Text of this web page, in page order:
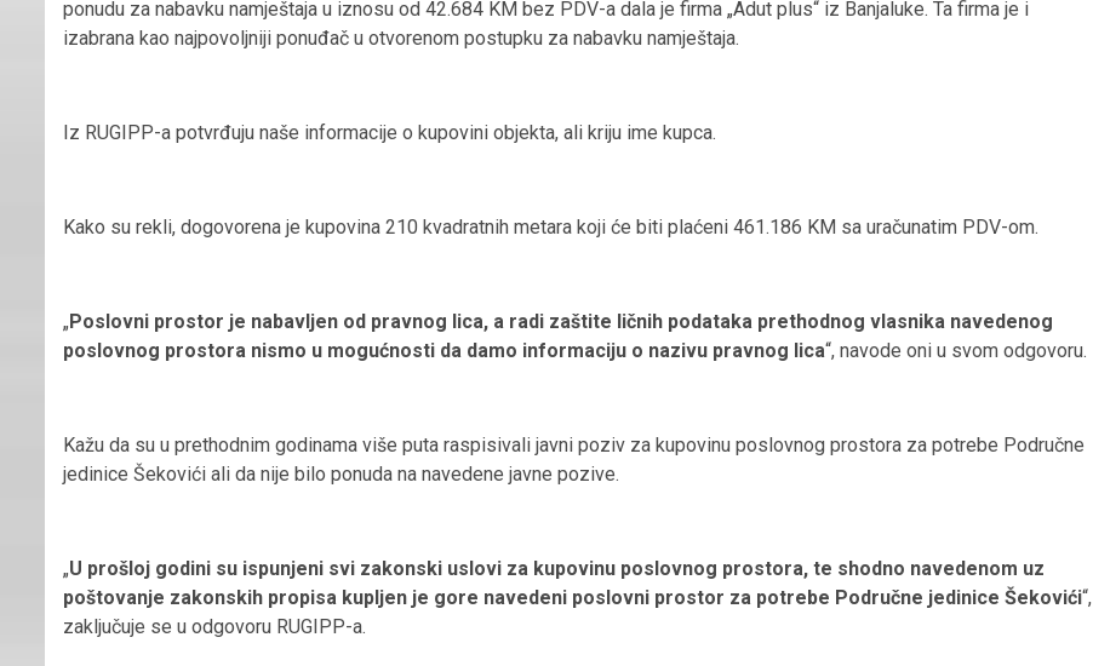
ponudu za nabavku namještaja u iznosu od 42.684 KM bez PDV-a dala je firma „Adut plus“ iz Banjaluke. Ta firma je i
izabrana kao najpovoljniji ponuđač u otvorenom postupku za nabavku namještaja.
Iz RUGIPP-a potvrđuju naše informacije o kupovini objekta, ali kriju ime kupca.
Kako su rekli, dogovorena je kupovina 210 kvadratnih metara koji će biti plaćeni 461.186 KM sa uračunatim PDV-om.
„ Poslovni prostor je nabavljen od pravnog lica, a radi zaštite ličnih podataka prethodnog vlasnika navedenog
poslovnog prostora nismo u mogućnosti da damo informaciju o nazivu pravnog lica“, navode oni u svom odgovoru.
Kažu da su u prethodnim godinama više puta raspisivali javni poziv za kupovinu poslovnog prostora za potrebe Područne
jedinice Šekovići ali da nije bilo ponuda na navedene javne pozive.
„U prošloj godini su ispunjeni svi zakonski uslovi za kupovinu poslovnog prostora, te shodno navedenom uz
poštovanje zakonskih propisa kupljen je gore navedeni poslovni prostor za potrebe Područne jedinice Šekovići“,
zaključuje se u odgovoru RUGIPP-a.